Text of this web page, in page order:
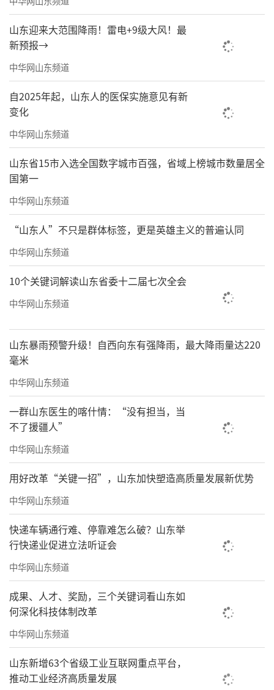
（来源：大众新闻·半岛新闻
山东迎来大范围降雨！雷电+9级大风！最
新预报→
中华网山东频道
自2025年起，山东人的医保实施意见有新
变化
中华网山东频道
山东省15市入选全国数字城市百强，省域上榜城市数量居全
国第一
中华网山东频道
“山东人”不只是群体标签，更是英雄主义的普遍认同
中华网山东频道
10个关键词解读山东省委十二届七次全会
中华网山东频道
山东暴雨预警升级！自西向东有强降雨，最大降雨量达220
毫米
中华网山东频道
一群山东医生的喀什情：“没有担当，当
不了援疆人”
中华网山东频道
用好改革“关键一招”，山东加快塑造高质量发展新优势
中华网山东频道
快递车辆通行难、停靠难怎么破？山东举
行快递业促进立法听证会
中华网山东频道
成果、人才、奖励，三个关键词看山东如
何深化科技体制改革
中华网山东频道
山东新增63个省级工业互联网重点平台，
推动工业经济高质量发展